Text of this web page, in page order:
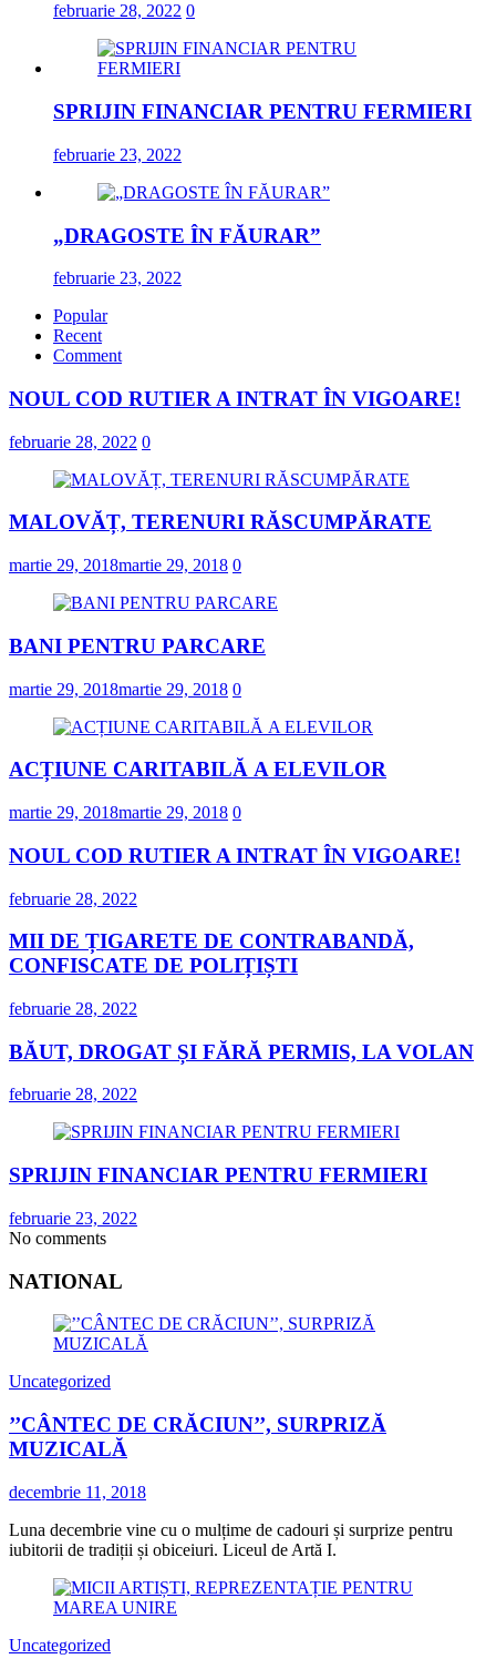
februarie 28, 2022 0
SPRIJIN FINANCIAR PENTRU FERMIERI
februarie 23, 2022
„DRAGOSTE ÎN FĂURAR”
februarie 23, 2022
Popular
Recent
Comment
NOUL COD RUTIER A INTRAT ÎN VIGOARE!
februarie 28, 2022 0
MALOVĂȚ, TERENURI RĂSCUMPĂRATE
martie 29, 2018martie 29, 2018 0
BANI PENTRU PARCARE
martie 29, 2018martie 29, 2018 0
ACȚIUNE CARITABILĂ A ELEVILOR
martie 29, 2018martie 29, 2018 0
NOUL COD RUTIER A INTRAT ÎN VIGOARE!
februarie 28, 2022
MII DE ȚIGARETE DE CONTRABANDĂ,
CONFISCATE DE POLIȚIȘTI
februarie 28, 2022
BĂUT, DROGAT ȘI FĂRĂ PERMIS, LA VOLAN
februarie 28, 2022
SPRIJIN FINANCIAR PENTRU FERMIERI
februarie 23, 2022
No comments
NATIONAL
Uncategorized
’’CÂNTEC DE CRĂCIUN’’, SURPRIZĂ
MUZICALĂ
decembrie 11, 2018
Luna decembrie vine cu o mulțime de cadouri și surprize pentru
iubitorii de tradiții și obiceiuri. Liceul de Artă I.
Uncategorized